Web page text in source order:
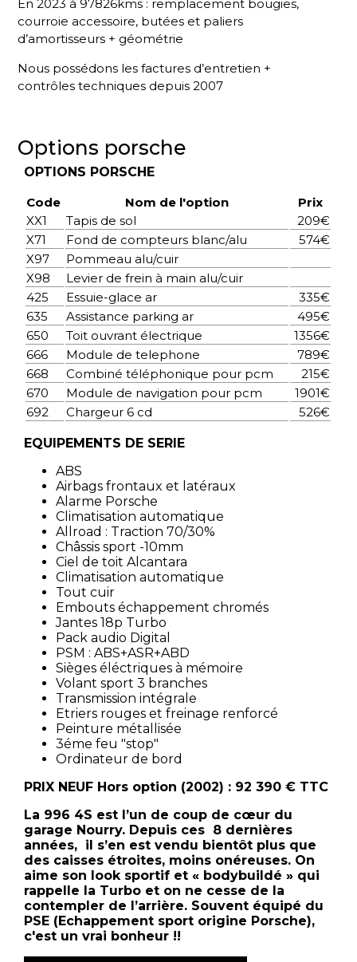
En 2023 à 97826kms : remplacement bougies,
courroie accessoire, butées et paliers
d’amortisseurs + géométrie
Nous possédons les factures d’entretien +
contrôles techniques depuis 2007
Options porsche